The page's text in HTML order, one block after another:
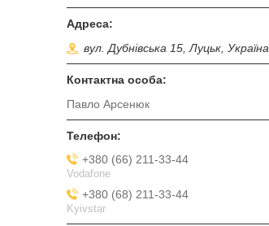
вул. Дубнівська 15, Луцьк, Україна
Павло Арсенюк
+380 (66) 211-33-44
Vodafone
+380 (68) 211-33-44
Kyivstar